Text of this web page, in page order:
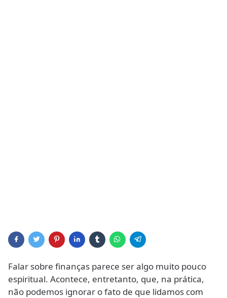
Falar sobre finanças parece ser algo muito pouco
espiritual. Acontece, entretanto, que, na prática,
não podemos ignorar o fato de que lidamos com